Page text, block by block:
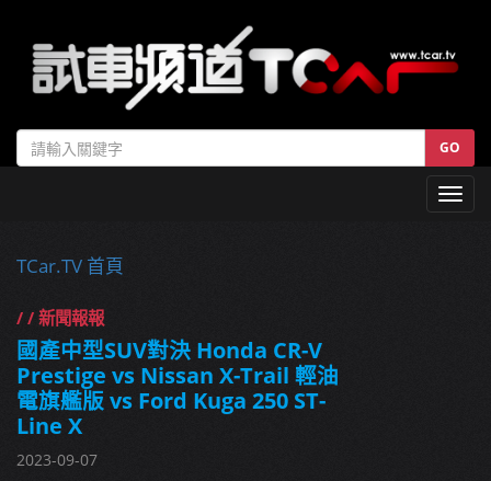
GO
TCar.TV 首頁
/ / 新聞報報
國產中型SUV對決 Honda CR-V
Prestige vs Nissan X-Trail 輕油
電旗艦版 vs Ford Kuga 250 ST-
Line X
2023-09-07